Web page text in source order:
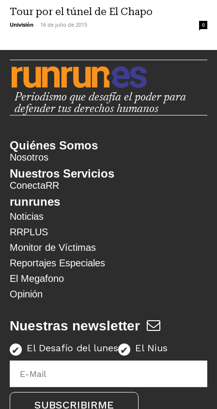
Tour por el túnel de El Chapo
Univisión - 16 de julio de 2015 0
Periodismo que desafía el poder para
defender tus derechos humanos
Quiénes Somos
Nosotros
Nuestros Servicios
ConectaRR
runrunes
Noticias
RRPLUS
Monitor de Víctimas
Reportajes Especiales
El Megafono
Opinión
Nuestras newsletter
El Desafío del lunes El Nius